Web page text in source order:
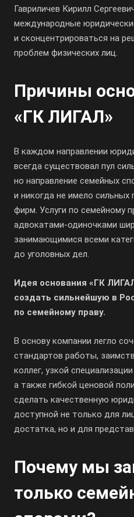
Гавриличев Кирилл
международные
и сконцентрироваться на
проблем физических лиц.
Причины
«ГК ЛИГАЛ»
В каждом направлении
всегда существовал пул
но направление семейных
и никогда не имело
фирм. Услуги по семейному
адвокатами-одиночками
занимающимися всеми
до уголовных дел.
Идея основания «ГК
создать сильнейшую в
по семейному праву.
В основу компании легло
стандартов работы,
коллег, узкой
а также гибкой ценовой
сделать качественную
доступной не только для
достатка, но и для
Почему мы
только